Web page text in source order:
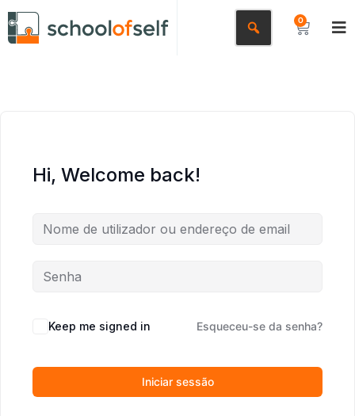
0
Hi, Welcome back!
Keep me signed in Esqueceu-se da senha?
Iniciar sessão